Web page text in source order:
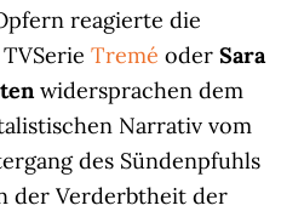
reagierte die
TreméoderSara
widersprachen dem
Narrativ vom
des Sündenpfuhls
der Verderbtheit der